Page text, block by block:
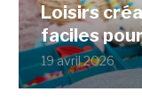
Loisirs
faciles
19 avril 2026